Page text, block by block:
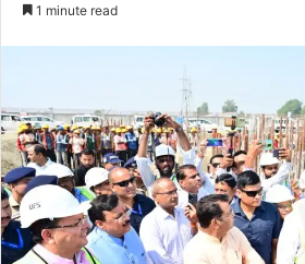
n
e
m
a
i
l
1 minute read